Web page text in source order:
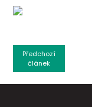
Předchozí
článek